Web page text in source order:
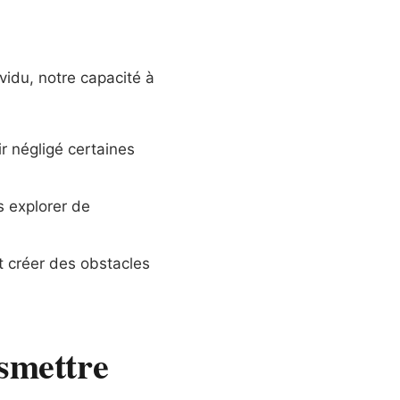
notre capacité à
négligé certaines
explorer de
créer des obstacles